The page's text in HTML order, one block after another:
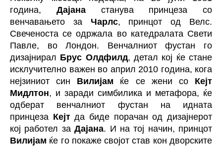
година, Дајанастанува принцеза со
венчавањето за Чарлс, принцот од Велс.
Свеченоста се одржала во катедралата Свети
Павле, во Лондон. Венчалниот фустан го
дизајнирал Брус Олдфилд, детал кој ќе стане
исклучително важен во април 2010 година, кога
нејзиниот син Вилијам ќе се жени со Кејт
Мидлтон, и заради симбилика и метафора, ќе
одберат венчалниот фустан на идната
принцеза Кејтда биде порачан од дизајнерот
кој работел заДајана. И на тој начин, принцот
Вилијам ќе го покаже својот став кон дворските